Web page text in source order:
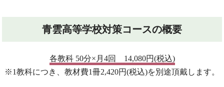
青雲高等学校対策コースの概要
各教科 50分×月4回 14,080円(税込)
※1教科につき、教材費1冊2,420円(税込)を別途頂戴します。